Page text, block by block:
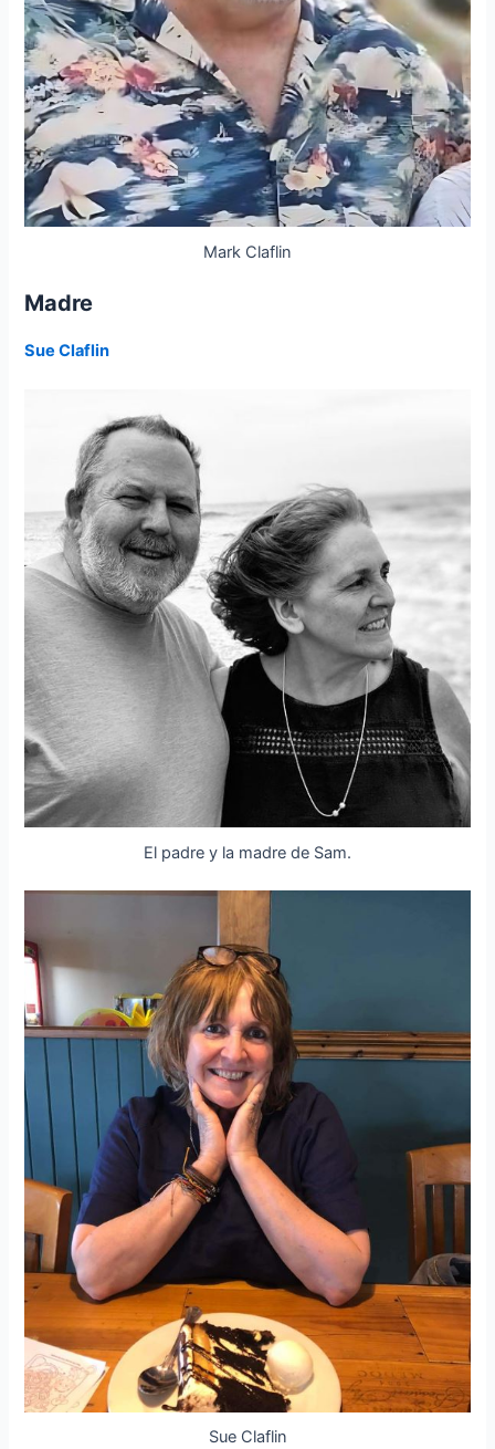
Mark Claflin
Madre
Sue Claflin
El padre y la madre de Sam.
Sue Claflin